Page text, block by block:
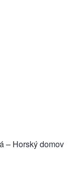
– Horský domov